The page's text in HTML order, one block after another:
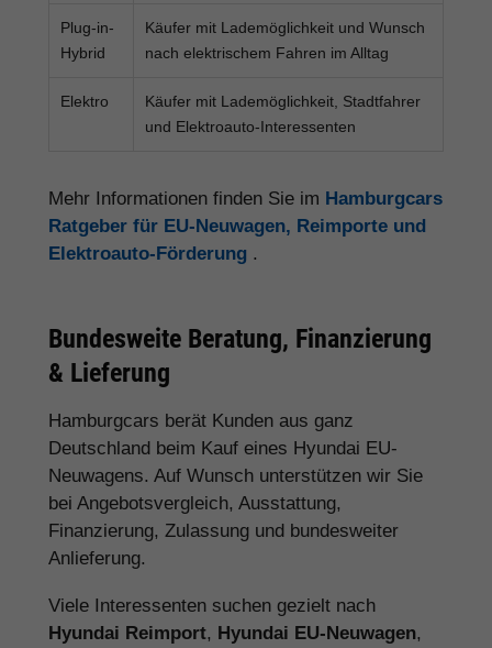
Plug-in-
Hybrid
Käufer mit Lademöglichkeit und Wunsch
nach elektrischem Fahren im Alltag
Elektro
Käufer mit Lademöglichkeit, Stadtfahrer
und Elektroauto-Interessenten
Mehr Informationen finden Sie im Hamburgcars
Ratgeber für EU-Neuwagen, Reimporte und
Elektroauto-Förderung .
Bundesweite Beratung, Finanzierung
& Lieferung
Hamburgcars berät Kunden aus ganz
Deutschland beim Kauf eines Hyundai EU-
Neuwagens. Auf Wunsch unterstützen wir Sie
bei Angebotsvergleich, Ausstattung,
Finanzierung, Zulassung und bundesweiter
Anlieferung.
Viele Interessenten suchen gezielt nach
Hyundai Reimport, Hyundai EU-Neuwagen,